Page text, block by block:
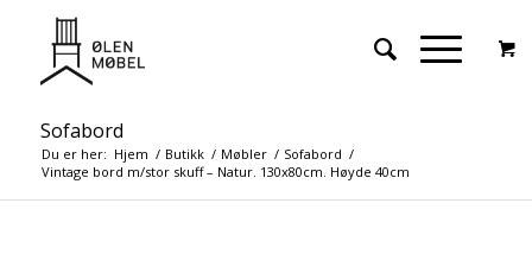
Sofabord
Du er her: Hjem / Butikk / Møbler / Sofabord /
Vintage bord m/stor skuff – Natur. 130x80cm. Høyde 40cm